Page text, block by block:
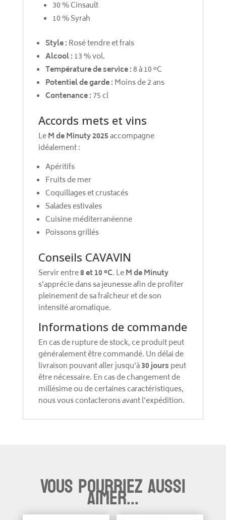
30 % Cinsault
10 % Syrah
Style : Rosé tendre et frais
Alcool : 13 % vol.
Température de service :8 à 10 °C
Potentiel de garde : Moins de 2 ans
Contenance : 75 cl
Accords mets et vins
LeM de Minuty 2025accompagne
idéalement :
Apéritifs
Fruits de mer
Coquillages et crustacés
Salades estivales
Cuisine méditerranéenne
Poissons grillés
Conseils CAVAVIN
Servir entre8 et 10 °C. LeM de Minuty
s'apprécie dans sa jeunesse afin de profiter
pleinement de sa fraîcheur et de son
intensité aromatique.
Informations de commande
En cas de rupture de stock, ce produit peut
généralement être commandé. Un délai de
livraison pouvant aller jusqu'à30 jours peut
être nécessaire. En cas de changement de
millésime ou de certaines caractéristiques,
nous vous contacterons avant l'expédition.
Vous pourriez aussi
aimer...